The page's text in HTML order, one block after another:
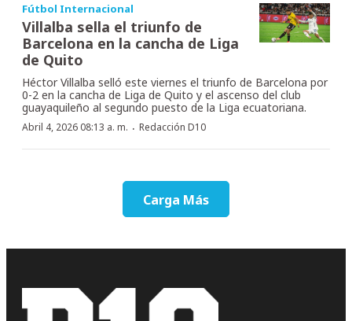
Fútbol Internacional
Villalba sella el triunfo de
Barcelona en la cancha de Liga
de Quito
Héctor Villalba selló este viernes el triunfo de Barcelona por
0-2 en la cancha de Liga de Quito y el ascenso del club
guayaquileño al segundo puesto de la Liga ecuatoriana.
Abril 4, 2026 08:13 a. m. · Redacción D10
Carga Más